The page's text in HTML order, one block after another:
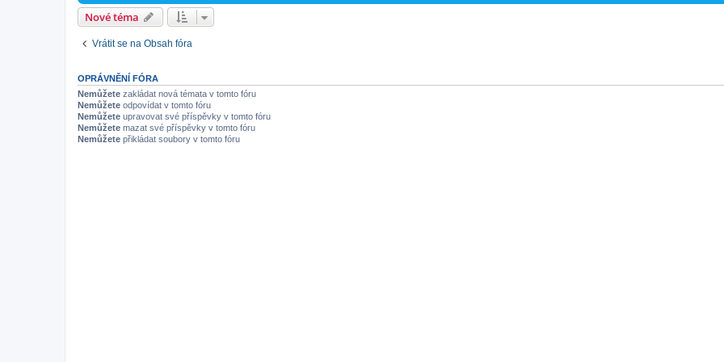
Nové téma
Vrátit se na Obsah fóra
OPRÁVNĚNÍ FÓRA
Nemůžete zakládat nová témata v tomto fóru
Nemůžete odpovídat v tomto fóru
Nemůžete upravovat své příspěvky v tomto fóru
Nemůžete mazat své příspěvky v tomto fóru
Nemůžete přikládat soubory v tomto fóru